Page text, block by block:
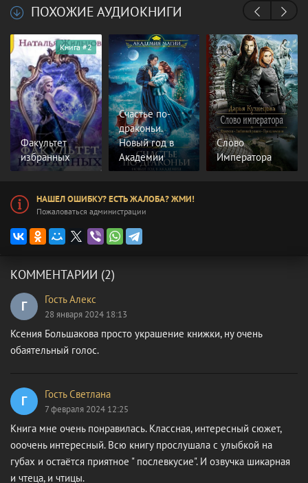
ПОХОЖИЕ АУДИОКНИГИ
Факультет
избранных
Книга #2
Счастье по-
драконьи.
Новый год в
Академии
Слово
Императора
НАШЕЛ ОШИБКУ? ЕСТЬ ЖАЛОБА? ЖМИ!
Пожаловаться администрации
КОММЕНТАРИИ (2)
Г Гость Алекс
28 января 2024 18:13
Ксения Большакова просто украшение книжки, ну очень
обаятельный голос.
Г Гость Светлана
7 февраля 2024 12:25
Книга мне очень понравилась. Классная, интересный сюжет,
ооочень интересный. Всю книгу прослушала с улыбкой на
губах и остаётся приятное " послевкусие". И озвучка шикарная
и чтеца, и чтицы.